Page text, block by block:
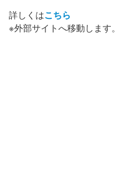
詳しくはこちら
※外部サイトへ移動します。